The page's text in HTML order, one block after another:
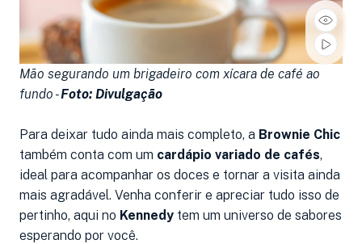
Mão segurando um brigadeiro com xícara de café ao
fundo -Foto: Divulgação
Para deixar tudo ainda mais completo, a Brownie Chic
também conta com um cardápio variado de cafés,
ideal para acompanhar os doces e tornar a visita ainda
mais agradável. Venha conferir e apreciar tudo isso de
pertinho, aqui no Kennedy tem um universo de sabores
esperando por você.